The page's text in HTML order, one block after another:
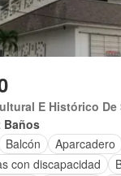
Baños
Balcón Aparcadero
con discapacidad